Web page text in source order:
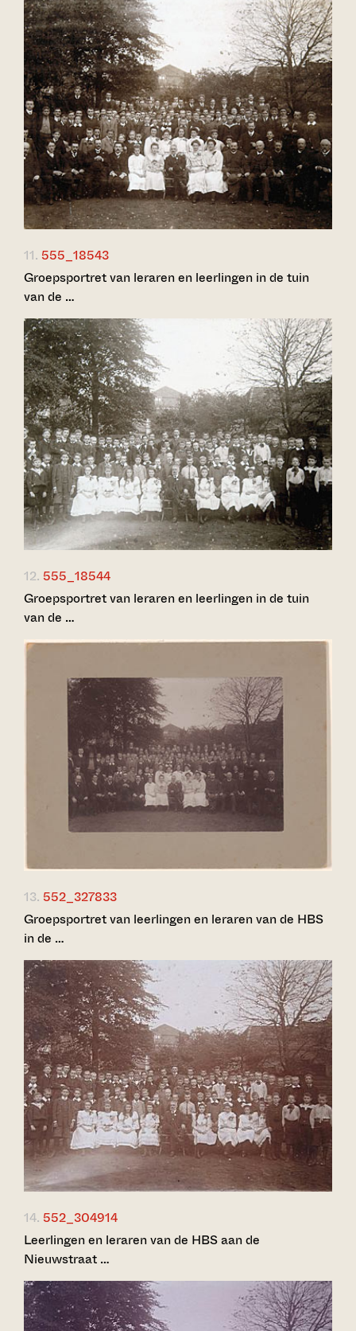
11. 555_18543
Groepsportret van leraren en leerlingen in de tuin
van de …
12. 555_18544
Groepsportret van leraren en leerlingen in de tuin
van de …
13. 552_327833
Groepsportret van leerlingen en leraren van de HBS
in de …
14. 552_304914
Leerlingen en leraren van de HBS aan de
Nieuwstraat …